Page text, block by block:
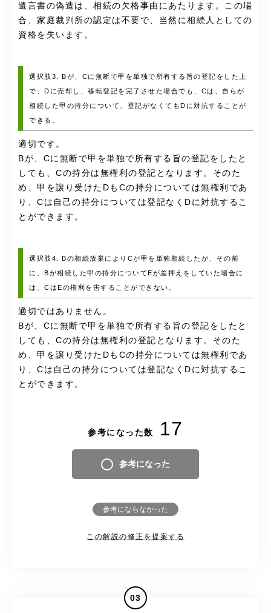
遺言書の偽造は、相続の欠格事由にあたります。この場
合、家庭裁判所の認定は不要で、当然に相続人としての
資格を失います。
選択肢3. Bが、Cに無断で甲を単独で所有する旨の登記をした上
で、Dに売却し、移転登記を完了させた場合でも、Cは、自らが
相続した甲の持分について、登記がなくてもDに対抗することが
できる。
適切です。
Bが、Cに無断で甲を単独で所有する旨の登記をしたと
しても、Cの持分は無権利の登記となります。そのた
め、甲を譲り受けたDもCの持分については無権利であ
り、Cは自己の持分については登記なくDに対抗するこ
とができます。
選択肢4. Bの相続放棄によりCが甲を単独相続したが、その前
に、Bが相続した甲の持分についてEが差押えをしていた場合に
は、CはEの権利を害することができない。
適切ではありません。
Bが、Cに無断で甲を単独で所有する旨の登記をしたと
しても、Cの持分は無権利の登記となります。そのた
め、甲を譲り受けたDもCの持分については無権利であ
り、Cは自己の持分については登記なくDに対抗するこ
とができます。
参考になった数 17
参考になった
参考にならなかった
この解説の修正を提案する
03